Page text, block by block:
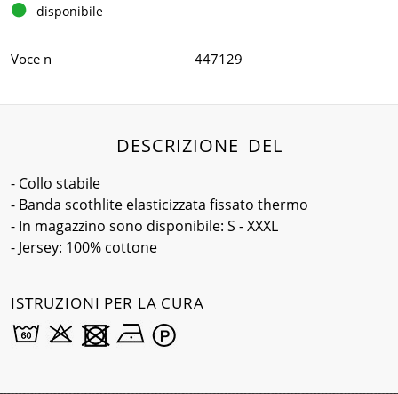
disponibile
Voce n 447129
DESCRIZIONE DEL
- Collo stabile
- Banda scothlite elasticizzata fissato thermo
- In magazzino sono disponibile: S - XXXL
- Jersey: 100% cottone
ISTRUZIONI PER LA CURA